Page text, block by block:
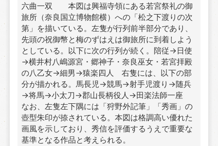
六曲一双　　本図は興福寺領にある若宮祭礼の御
旅所（奈良国立博物館横）への「松之下渡りの次
第」を描いている。左隻が行列前半部分であり、
先頭の祝御幣と梅のずはえは御旅所に到着しよう
としている。以下に次の行列が続く。陪従→日使
→横井村八嶋源宮・郷神子・奈良巫女・若宮拝殿
の八乙女→細男→猿楽四人　右隻には、以下の部
分が描かれる。馬長児→競馬→射手児渡り→随兵
→将馬→小太刀→郡山長柄役人→田楽法師一座
なお、左隻左下隅には「狩野外記筆」「秀画」の
壺型朱印が捺されている。本図は格調高い優れた
画風を示しており、秀信を評価するうえで重要な
基準となる作品と考えられる。